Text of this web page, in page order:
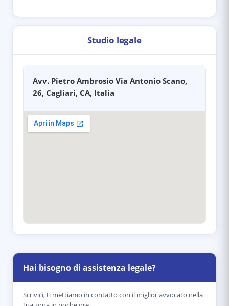
Studio legale
Avv. Pietro Ambrosio Via Antonio Scano,
26, Cagliari, CA, Italia
Hai bisogno di assistenza legale?
Scrivici, ti mettiamo in contatto con il miglior avvocato nella